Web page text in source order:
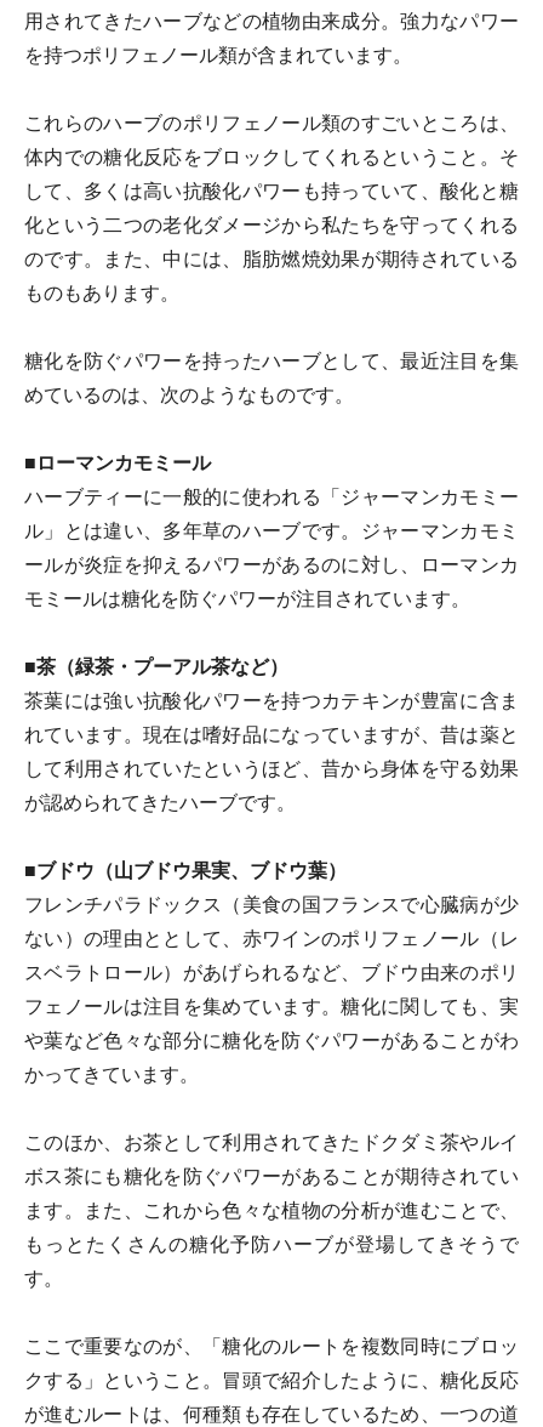
用されてきたハーブなどの植物由来成分。強力なパワー
を持つポリフェノール類が含まれています。
これらのハーブのポリフェノール類のすごいところは、
体内での糖化反応をブロックしてくれるということ。そ
して、多くは高い抗酸化パワーも持っていて、酸化と糖
化という二つの老化ダメージから私たちを守ってくれる
のです。また、中には、脂肪燃焼効果が期待されている
ものもあります。
糖化を防ぐパワーを持ったハーブとして、最近注目を集
めているのは、次のようなものです。
■ローマンカモミール
ハーブティーに一般的に使われる「ジャーマンカモミー
ル」とは違い、多年草のハーブです。ジャーマンカモミ
ールが炎症を抑えるパワーがあるのに対し、ローマンカ
モミールは糖化を防ぐパワーが注目されています。
■茶（緑茶・プーアル茶など）
茶葉には強い抗酸化パワーを持つカテキンが豊富に含ま
れています。現在は嗜好品になっていますが、昔は薬と
して利用されていたというほど、昔から身体を守る効果
が認められてきたハーブです。
■ブドウ（山ブドウ果実、ブドウ葉）
フレンチパラドックス（美食の国フランスで心臓病が少
ない）の理由ととして、赤ワインのポリフェノール（レ
スベラトロール）があげられるなど、ブドウ由来のポリ
フェノールは注目を集めています。糖化に関しても、実
や葉など色々な部分に糖化を防ぐパワーがあることがわ
かってきています。
このほか、お茶として利用されてきたドクダミ茶やルイ
ボス茶にも糖化を防ぐパワーがあることが期待されてい
ます。また、これから色々な植物の分析が進むことで、
もっとたくさんの糖化予防ハーブが登場してきそうで
す。
ここで重要なのが、「糖化のルートを複数同時にブロッ
クする」ということ。冒頭で紹介したように、糖化反応
が進むルートは、何種類も存在しているため、一つの道